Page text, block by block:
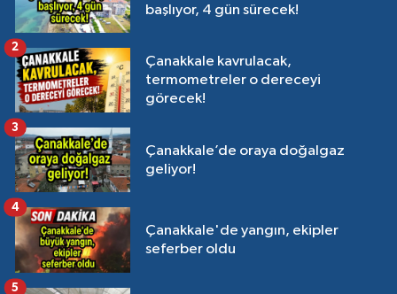
başlıyor, 4 gün sürecek!
Çanakkale kavrulacak,
termometreler o dereceyi
görecek!
2
Çanakkale’de oraya doğalgaz
geliyor!
3
Çanakkale'de yangın, ekipler
seferber oldu
4
5